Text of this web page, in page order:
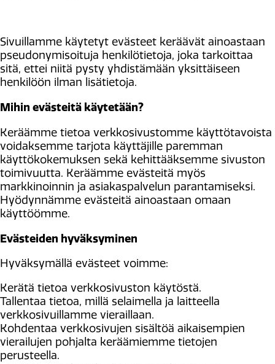
Sivuillamme käytetyt evästeet keräävät ainoastaan
pseudonymisoituja henkilötietoja, joka tarkoittaa
sitä, ettei niitä pysty yhdistämään yksittäiseen
henkilöön ilman lisätietoja.
Mihin evästeitä käytetään?
Keräämme tietoa verkkosivustomme käyttötavoista
voidaksemme tarjota käyttäjille paremman
käyttökokemuksen sekä kehittääksemme sivuston
toimivuutta. Keräämme evästeitä myös
markkinoinnin ja asiakaspalvelun parantamiseksi.
Hyödynnämme evästeitä ainoastaan omaan
käyttöömme.
Evästeiden hyväksyminen
Hyväksymällä evästeet voimme:
Kerätä tietoa verkkosivuston käytöstä.
Tallentaa tietoa, millä selaimella ja laitteella
verkkosivuillamme vieraillaan.
Kohdentaa verkkosivujen sisältöä aikaisempien
vierailujen pohjalta keräämiemme tietojen
perusteella.